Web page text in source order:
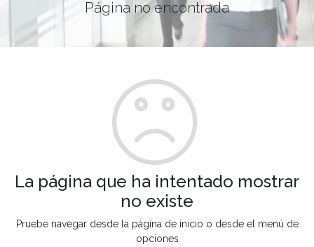
Página no encontrada
La página que ha intentado mostrar
no existe
Pruebe navegar desde la página de inicio o desde el menú de
opciones